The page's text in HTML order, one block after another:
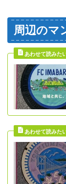
周辺のマ